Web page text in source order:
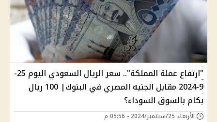
"ارتفاع عملة المملكة".. سعر الريال السعودي اليوم 25-
9-2024 مقابل الجنيه المصري في البنوك| 100 ريال
بكام بالسوق السوداء؟
الأربعاء 25/سبتمبر/2024 - 05:56 م